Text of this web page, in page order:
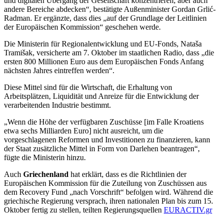
andere Bereiche abdecken“, bestätigte Außenminister Gordan Grlić-
Radman. Er ergänzte, dass dies „auf der Grundlage der Leitlinien
der Europäischen Kommission“ geschehen werde.
Die Ministerin für Regionalentwicklung und EU-Fonds, Nataša
Tramišak, versicherte am 7. Oktober im staatlichen Radio, dass „die
ersten 800 Millionen Euro aus dem Europäischen Fonds Anfang
nächsten Jahres eintreffen werden“.
Diese Mittel sind für die Wirtschaft, die Erhaltung von
Arbeitsplätzen, Liquidität und Anreize für die Entwicklung der
verarbeitenden Industrie bestimmt.
„Wenn die Höhe der verfügbaren Zuschüsse [im Falle Kroatiens
etwa sechs Milliarden Euro] nicht ausreicht, um die
vorgeschlagenen Reformen und Investitionen zu finanzieren, kann
der Staat zusätzliche Mittel in Form von Darlehen beantragen“,
fügte die Ministerin hinzu.
Auch Griechenland hat erklärt, dass es die Richtlinien der
Europäischen Kommission für die Zuteilung von Zuschüssen aus
dem Recovery Fund „nach Vorschrift“ befolgen wird. Während die
griechische Regierung versprach, ihren nationalen Plan bis zum 15.
Oktober fertig zu stellen, teilten Regierungsquellen EURACTIV.gr